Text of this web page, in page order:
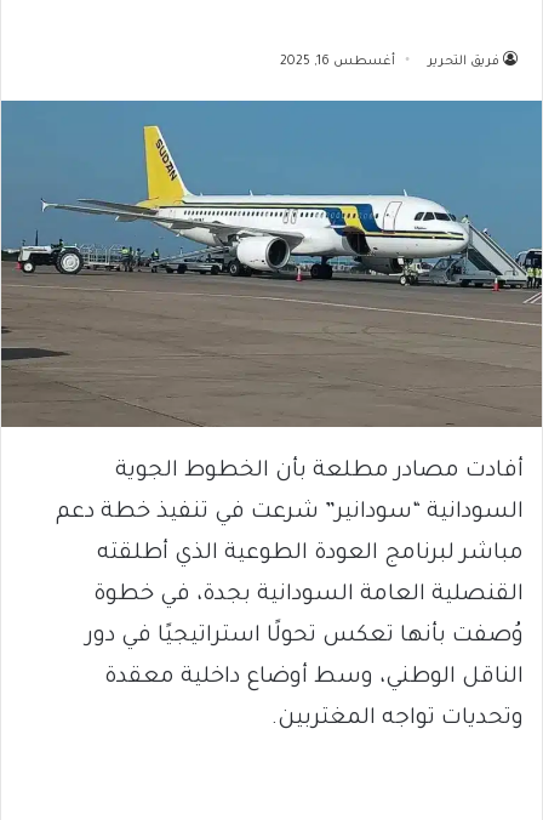
فريق التحرير أغسطس 16, 2025
أفادت مصادر مطلعة بأن الخطوط الجوية
السودانية “سودانير” شرعت في تنفيذ خطة دعم
مباشر لبرنامج العودة الطوعية الذي أطلقته
القنصلية العامة السودانية بجدة، في خطوة
وُصفت بأنها تعكس تحولًا استراتيجيًا في دور
الناقل الوطني، وسط أوضاع داخلية معقدة
وتحديات تواجه المغتربين.